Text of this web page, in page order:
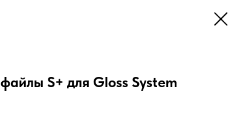
S+ для Gloss System